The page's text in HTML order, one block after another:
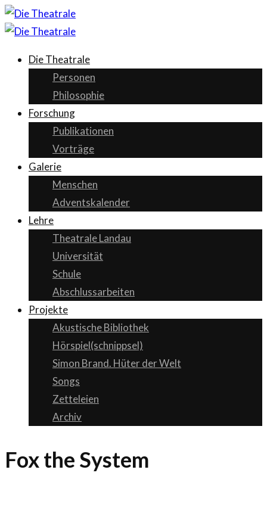
Die Theatrale
Personen
Philosophie
Forschung
Publikationen
Vorträge
Galerie
Menschen
Adventskalender
Lehre
Theatrale Landau
Universität
Schule
Abschlussarbeiten
Projekte
Akustische Bibliothek
Hörspiel(schnippsel)
Simon Brand. Hüter der Welt
Songs
Zetteleien
Archiv
Fox the System